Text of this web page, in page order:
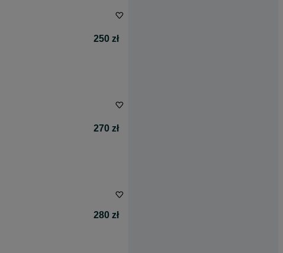
250 zł
270 zł
280 zł